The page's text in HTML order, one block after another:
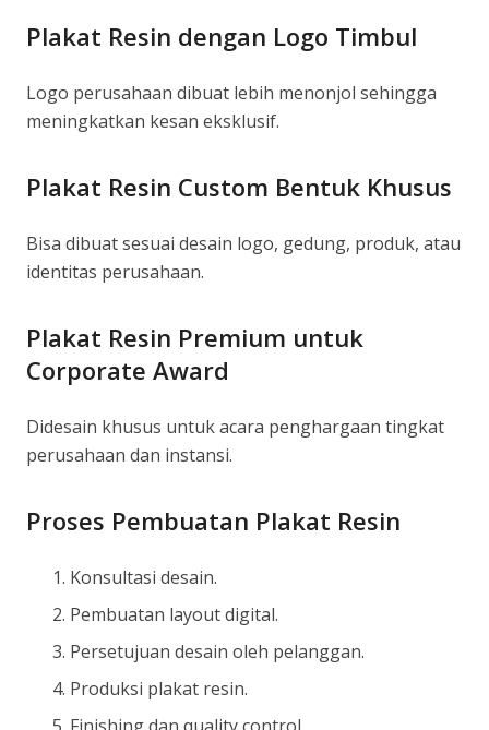
Plakat Resin dengan Logo Timbul
Logo perusahaan dibuat lebih menonjol sehingga
meningkatkan kesan eksklusif.
Plakat Resin Custom Bentuk Khusus
Bisa dibuat sesuai desain logo, gedung, produk, atau
identitas perusahaan.
Plakat Resin Premium untuk
Corporate Award
Didesain khusus untuk acara penghargaan tingkat
perusahaan dan instansi.
Proses Pembuatan Plakat Resin
Konsultasi desain.
Pembuatan layout digital.
Persetujuan desain oleh pelanggan.
Produksi plakat resin.